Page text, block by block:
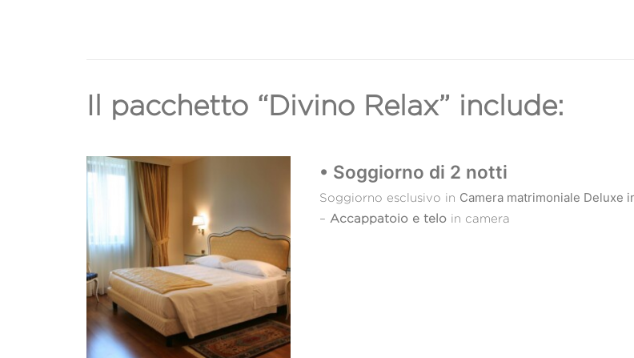
Il pacchetto “Divino Relax” include:
• Soggiorno di 2 notti
Soggiorno esclusivo in Camera matrimoniale Deluxe
– Accappatoio e telo in camera